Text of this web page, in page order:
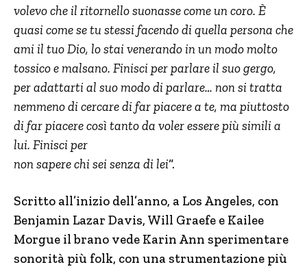
volevo che il ritornello suonasse come un coro. È
quasi come se tu stessi facendo di quella persona che
ami il tuo Dio, lo stai venerando in un modo molto
tossico e malsano. Finisci per parlare il suo gergo,
per adattarti al suo modo di parlare… non si tratta
nemmeno di cercare di far piacere a te, ma piuttosto
di far piacere così tanto da voler essere più simili a
lui. Finisci per
non sapere chi sei senza di lei“.
Scritto all’inizio dell’anno, a Los Angeles, con
Benjamin Lazar Davis, Will Graefe e Kailee
Morgue il brano vede Karin Ann sperimentare
sonorità più folk, con una strumentazione più